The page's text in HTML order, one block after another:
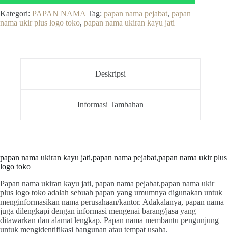
jati,papan
nama
pejabat,papan
Kategori: PAPAN NAMA Tag: papan nama pejabat, papan
nama ukir plus logo toko, papan nama ukiran kayu jati
Deskripsi
Informasi Tambahan
papan nama ukiran kayu jati,papan nama pejabat,papan nama ukir plus
logo toko
Papan nama ukiran kayu jati, papan nama pejabat,papan nama ukir
plus logo toko adalah sebuah papan yang umumnya digunakan untuk
menginformasikan nama perusahaan/kantor. Adakalanya, papan nama
juga dilengkapi dengan informasi mengenai barang/jasa yang
ditawarkan dan alamat lengkap. Papan nama membantu pengunjung
untuk mengidentifikasi bangunan atau tempat usaha.